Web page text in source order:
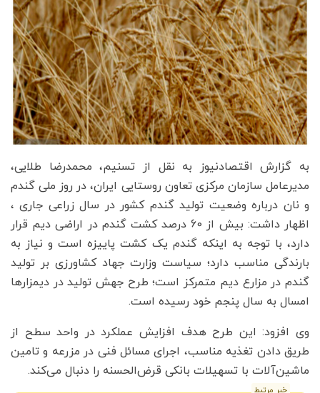
به گزارش اقتصادنیوز به نقل از تسنیم، محمدرضا طلایی،
مدیرعامل سازمان مرکزی تعاون روستایی ایران، در روز ملی گندم
و نان درباره وضعیت تولید گندم کشور در سال زراعی جاری ،
اظهار داشت: بیش از 60 درصد کشت گندم در اراضی دیم قرار
دارد، با توجه به اینکه گندم یک کشت پاییزه است و نیاز به
بارندگی مناسب دارد؛ سیاست وزارت جهاد کشاورزی بر تولید
گندم در مزارع دیم متمرکز است؛ طرح جهش تولید در دیمزارها
امسال به سال پنجم خود رسیده است.
وی افزود: این طرح هدف افزایش عملکرد در واحد سطح از
طریق دادن تغذیه مناسب، اجرای مسائل فنی در مزرعه و تامین
ماشین‌آلات با تسهیلات بانکی قرض‌الحسنه را دنبال می‌کند.
خبر مرتبط